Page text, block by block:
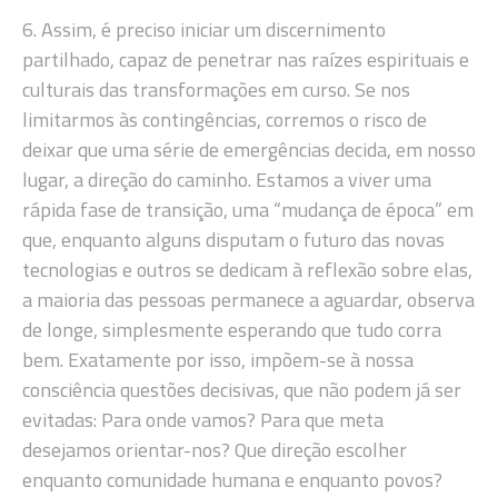
6. Assim, é preciso iniciar um discernimento
partilhado, capaz de penetrar nas raízes espirituais e
culturais das transformações em curso. Se nos
limitarmos às contingências, corremos o risco de
deixar que uma série de emergências decida, em nosso
lugar, a direção do caminho. Estamos a viver uma
rápida fase de transição, uma “mudança de época” em
que, enquanto alguns disputam o futuro das novas
tecnologias e outros se dedicam à reflexão sobre elas,
a maioria das pessoas permanece a aguardar, observa
de longe, simplesmente esperando que tudo corra
bem. Exatamente por isso, impõem-se à nossa
consciência questões decisivas, que não podem já ser
evitadas: Para onde vamos? Para que meta
desejamos orientar-nos? Que direção escolher
enquanto comunidade humana e enquanto povos?